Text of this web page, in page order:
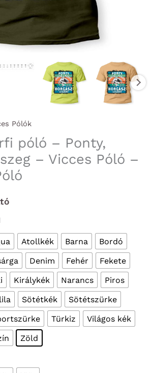
Pólók
póló – Ponty,
– Vicces Póló –
Atollkék Barna
Bordó
Denim Fehér
Fekete
Királykék Narancs
Piros
Sötétkék
Sötétszürke
Türkiz
Világos kék
Zöld